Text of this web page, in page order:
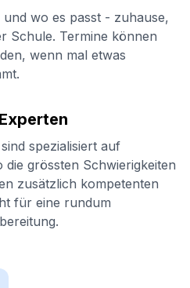
wo es passt - zuhause,
Schule. Termine können
wenn mal etwas
spezialisiert auf
die grössten Schwierigkeiten
zusätzlich kompetenten
für eine rundum